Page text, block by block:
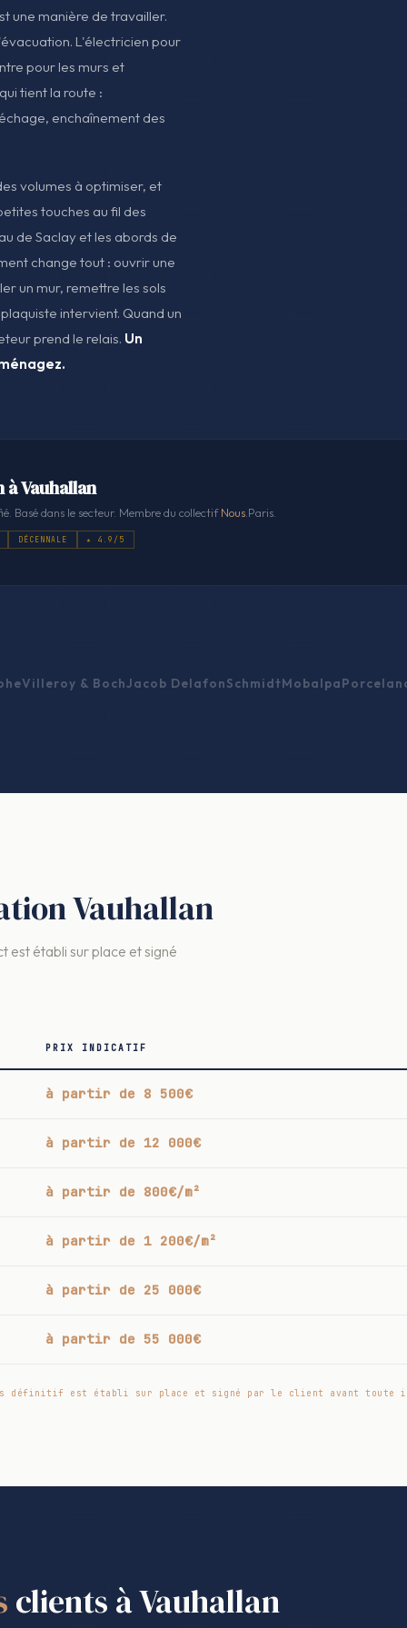
une manière de travailler.
L'électricien pour
pour les murs et
tient la route :
enchaînement des
volumes à optimiser, et
touches au fil des
de Saclay et les abords de
change tout : ouvrir une
un mur, remettre les sols
intervient. Quand un
prend le relais. Un
Vauhallan
Basé dans le secteur. Membre du collectifNous.Paris.
DÉCENNALE ★ 4.9/5
Villeroy & BochJacob DelafonSchmidtMobalpa
Vauhallan
est établi sur place et signé
PRIX INDICATIF
à partir de 8 500€
à partir de 12 000€
à partir de 800€/m²
à partir de 1 200€/m²
à partir de 25 000€
à partir de 55 000€
définitif est établi sur place et signé par le client avant toute
clients à Vauhallan